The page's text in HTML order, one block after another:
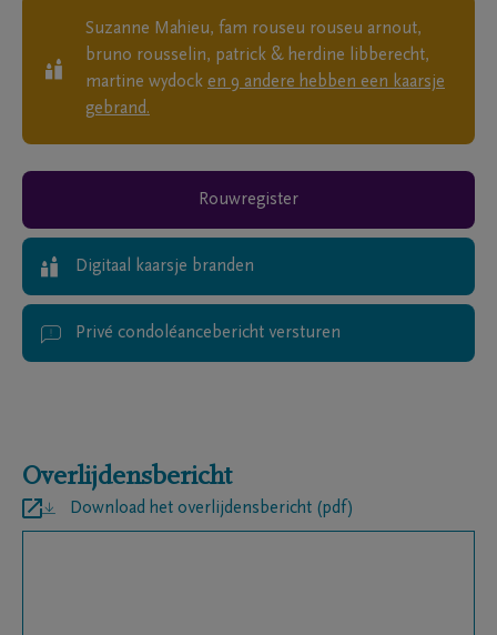
Suzanne Mahieu, fam rouseu rouseu arnout,
bruno rousselin, patrick & herdine libberecht,
martine wydock en 9 andere hebben een kaarsje
gebrand.
Rouwregister
Digitaal kaarsje branden
Privé condoléancebericht versturen
Overlijdensbericht
Download het overlijdensbericht (pdf)